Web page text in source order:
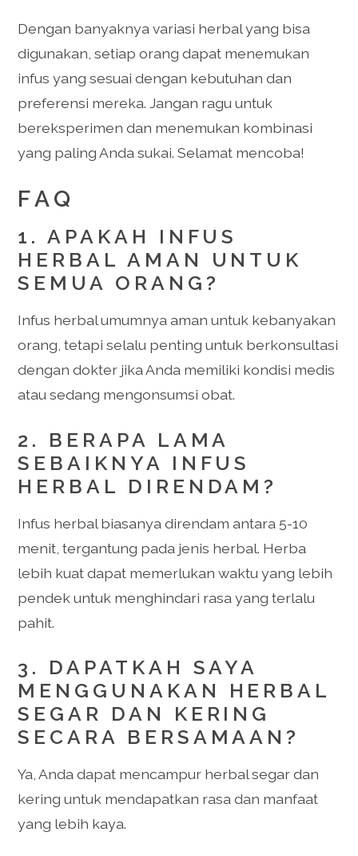
Dengan banyaknya variasi herbal yang bisa
digunakan, setiap orang dapat menemukan
infus yang sesuai dengan kebutuhan dan
preferensi mereka. Jangan ragu untuk
bereksperimen dan menemukan kombinasi
yang paling Anda sukai. Selamat mencoba!
FAQ
1. APAKAH INFUS
HERBAL AMAN UNTUK
SEMUA ORANG?
Infus herbal umumnya aman untuk kebanyakan
orang, tetapi selalu penting untuk berkonsultasi
dengan dokter jika Anda memiliki kondisi medis
atau sedang mengonsumsi obat.
2. BERAPA LAMA
SEBAIKNYA INFUS
HERBAL DIRENDAM?
Infus herbal biasanya direndam antara 5-10
menit, tergantung pada jenis herbal. Herba
lebih kuat dapat memerlukan waktu yang lebih
pendek untuk menghindari rasa yang terlalu
pahit.
3. DAPATKAH SAYA
MENGGUNAKAN HERBAL
SEGAR DAN KERING
SECARA BERSAMAAN?
Ya, Anda dapat mencampur herbal segar dan
kering untuk mendapatkan rasa dan manfaat
yang lebih kaya.